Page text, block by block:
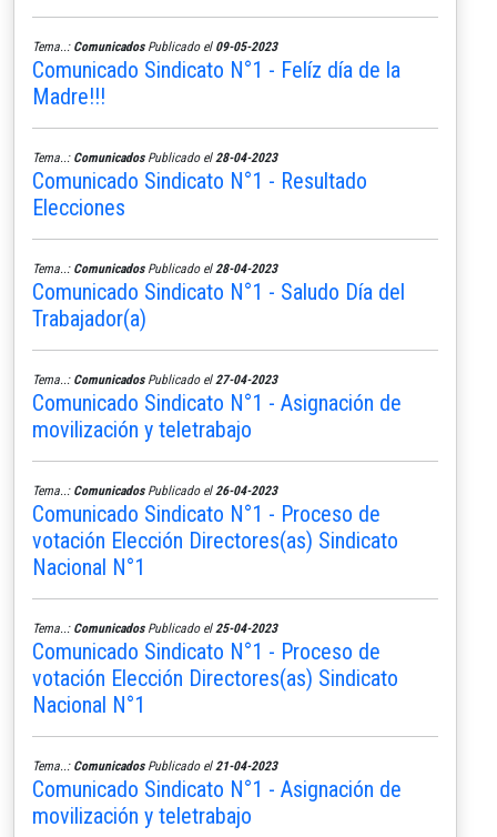
Tema..: ComunicadosPublicado el 09-05-2023
Comunicado Sindicato N°1 - Felíz día de la
Madre!!!
Tema..: ComunicadosPublicado el 28-04-2023
Comunicado Sindicato N°1 - Resultado
Elecciones
Tema..: ComunicadosPublicado el 28-04-2023
Comunicado Sindicato N°1 - Saludo Día del
Trabajador(a)
Tema..: ComunicadosPublicado el 27-04-2023
Comunicado Sindicato N°1 - Asignación de
movilización y teletrabajo
Tema..: ComunicadosPublicado el 26-04-2023
Comunicado Sindicato N°1 - Proceso de
votación Elección Directores(as) Sindicato
Nacional N°1
Tema..: ComunicadosPublicado el 25-04-2023
Comunicado Sindicato N°1 - Proceso de
votación Elección Directores(as) Sindicato
Nacional N°1
Tema..: ComunicadosPublicado el 21-04-2023
Comunicado Sindicato N°1 - Asignación de
movilización y teletrabajo